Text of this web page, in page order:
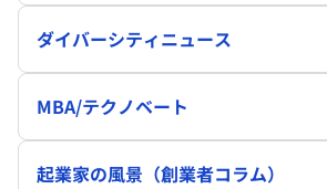
ダイバーシティニュース
MBA/テクノベート
起業家の風景（創業者コラム）